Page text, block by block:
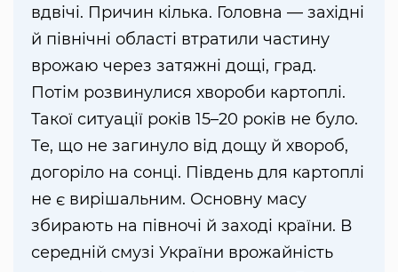
вдвічі. Причин кілька. Головна — західні
й північні області втратили частину
врожаю через затяжні дощі, град.
Потім розвинулися хвороби картоплі.
Такої ситуації років 15–20 років не було.
Те, що не загинуло від дощу й хвороб,
догоріло на сонці. Південь для картоплі
не є вирішальним. Основну масу
збирають на півночі й заході країни. В
середній смузі України врожайність